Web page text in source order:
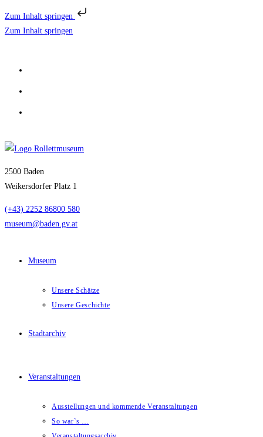
Zum Inhalt springen
Zum Inhalt springen
2500 Baden
Weikersdorfer Platz 1
(+43) 2252 86800 580
museum@baden.gv.at
Museum
Unsere Schätze
Unsere Geschichte
Stadtarchiv
Veranstaltungen
Ausstellungen und kommende Veranstaltungen
So war`s …